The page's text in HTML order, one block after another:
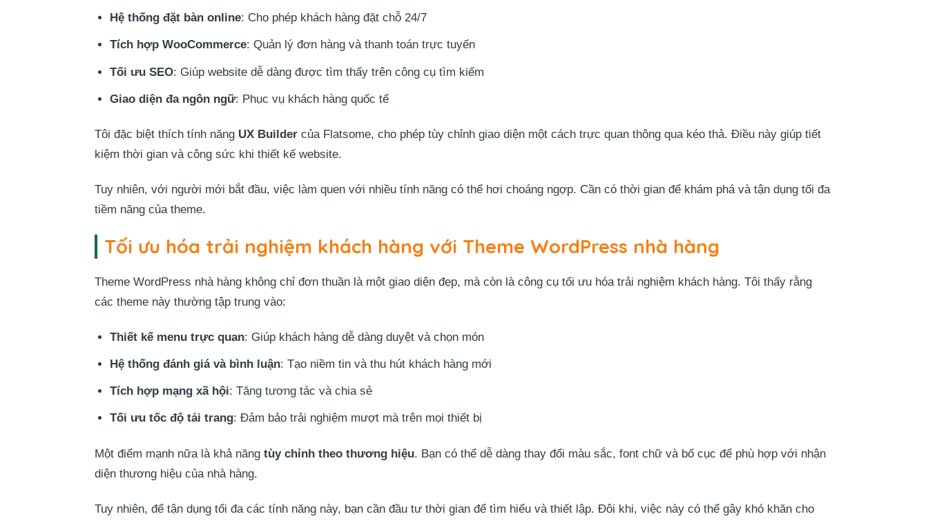
Hệ thống đặt bàn online: Cho phép khách hàng đặt chỗ 24/7
Tích hợp WooCommerce: Quản lý đơn hàng và thanh toán trực tuyến
Tối ưu SEO: Giúp website dễ dàng được tìm thấy trên công cụ tìm kiếm
Giao diện đa ngôn ngữ: Phục vụ khách hàng quốc tế
Tôi đặc biệt thích tính năng UX Builder của Flatsome, cho phép tùy chỉnh giao diện một cách trực quan thông qua kéo thả. Điều này giúp tiết
kiệm thời gian và công sức khi thiết kế website.
Tuy nhiên, với người mới bắt đầu, việc làm quen với nhiều tính năng có thể hơi choáng ngợp. Cần có thời gian để khám phá và tận dụng tối đa
tiềm năng của theme.
Tối ưu hóa trải nghiệm khách hàng với Theme WordPress nhà hàng
Theme WordPress nhà hàng không chỉ đơn thuần là một giao diện đẹp, mà còn là công cụ tối ưu hóa trải nghiệm khách hàng. Tôi thấy rằng
các theme này thường tập trung vào:
Thiết kế menu trực quan: Giúp khách hàng dễ dàng duyệt và chọn món
Hệ thống đánh giá và bình luận: Tạo niềm tin và thu hút khách hàng mới
Tích hợp mạng xã hội: Tăng tương tác và chia sẻ
Tối ưu tốc độ tải trang: Đảm bảo trải nghiệm mượt mà trên mọi thiết bị
Một điểm mạnh nữa là khả năng tùy chỉnh theo thương hiệu. Bạn có thể dễ dàng thay đổi màu sắc, font chữ và bố cục để phù hợp với nhận
diện thương hiệu của nhà hàng.
Tuy nhiên, để tận dụng tối đa các tính năng này, bạn cần đầu tư thời gian để tìm hiểu và thiết lập. Đôi khi, việc này có thể gây khó khăn cho